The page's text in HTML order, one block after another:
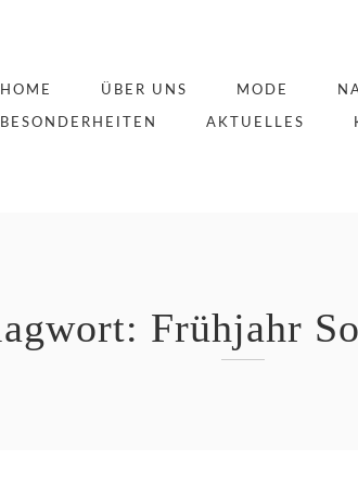
HOME ÜBER UNS MODE
BESONDERHEITEN AKTUELLES
Frühjahr